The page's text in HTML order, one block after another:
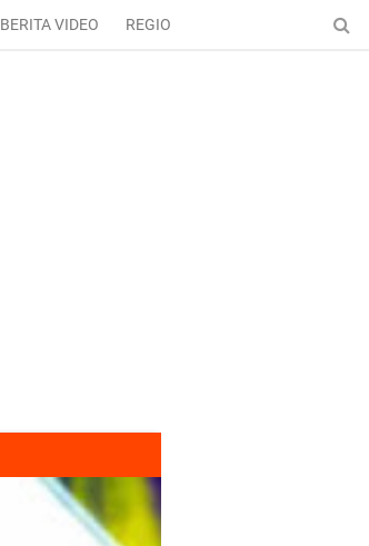
BERITA VIDEO REGIONAL ENTERTAINMENT